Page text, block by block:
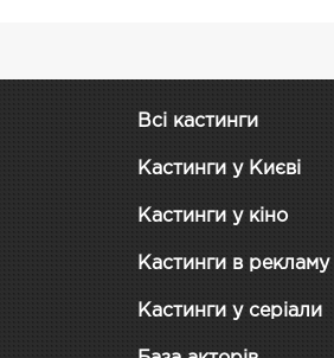
Всі кастинги
Кастинги у Києві
Кастинги у кіно
Кастинги в рекламу
Кастинги у серіали